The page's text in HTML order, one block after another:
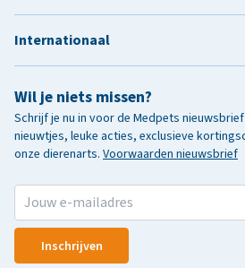
Wil je niets missen?
Schrijf je nu in voor de Medpets
nieuwtjes, leuke acties, exclusieve
onze dierenarts. Voorwaarden nieuwsbrief
Inschrijven
Internationaal